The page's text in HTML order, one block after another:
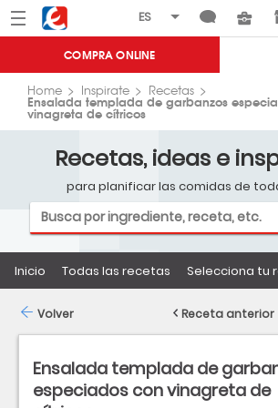
Menú Eroski
COMPRA ONLINE
Home Inspirate Recetas
Ensalada templada de garbanzos
vinagreta de cítricos
Recetas, ideas e
para planificar las comidas de
Inicio Todas las recetas Selecciona tu
Ensalada templada de
especiados con vinagreta de
Volver Receta anterior